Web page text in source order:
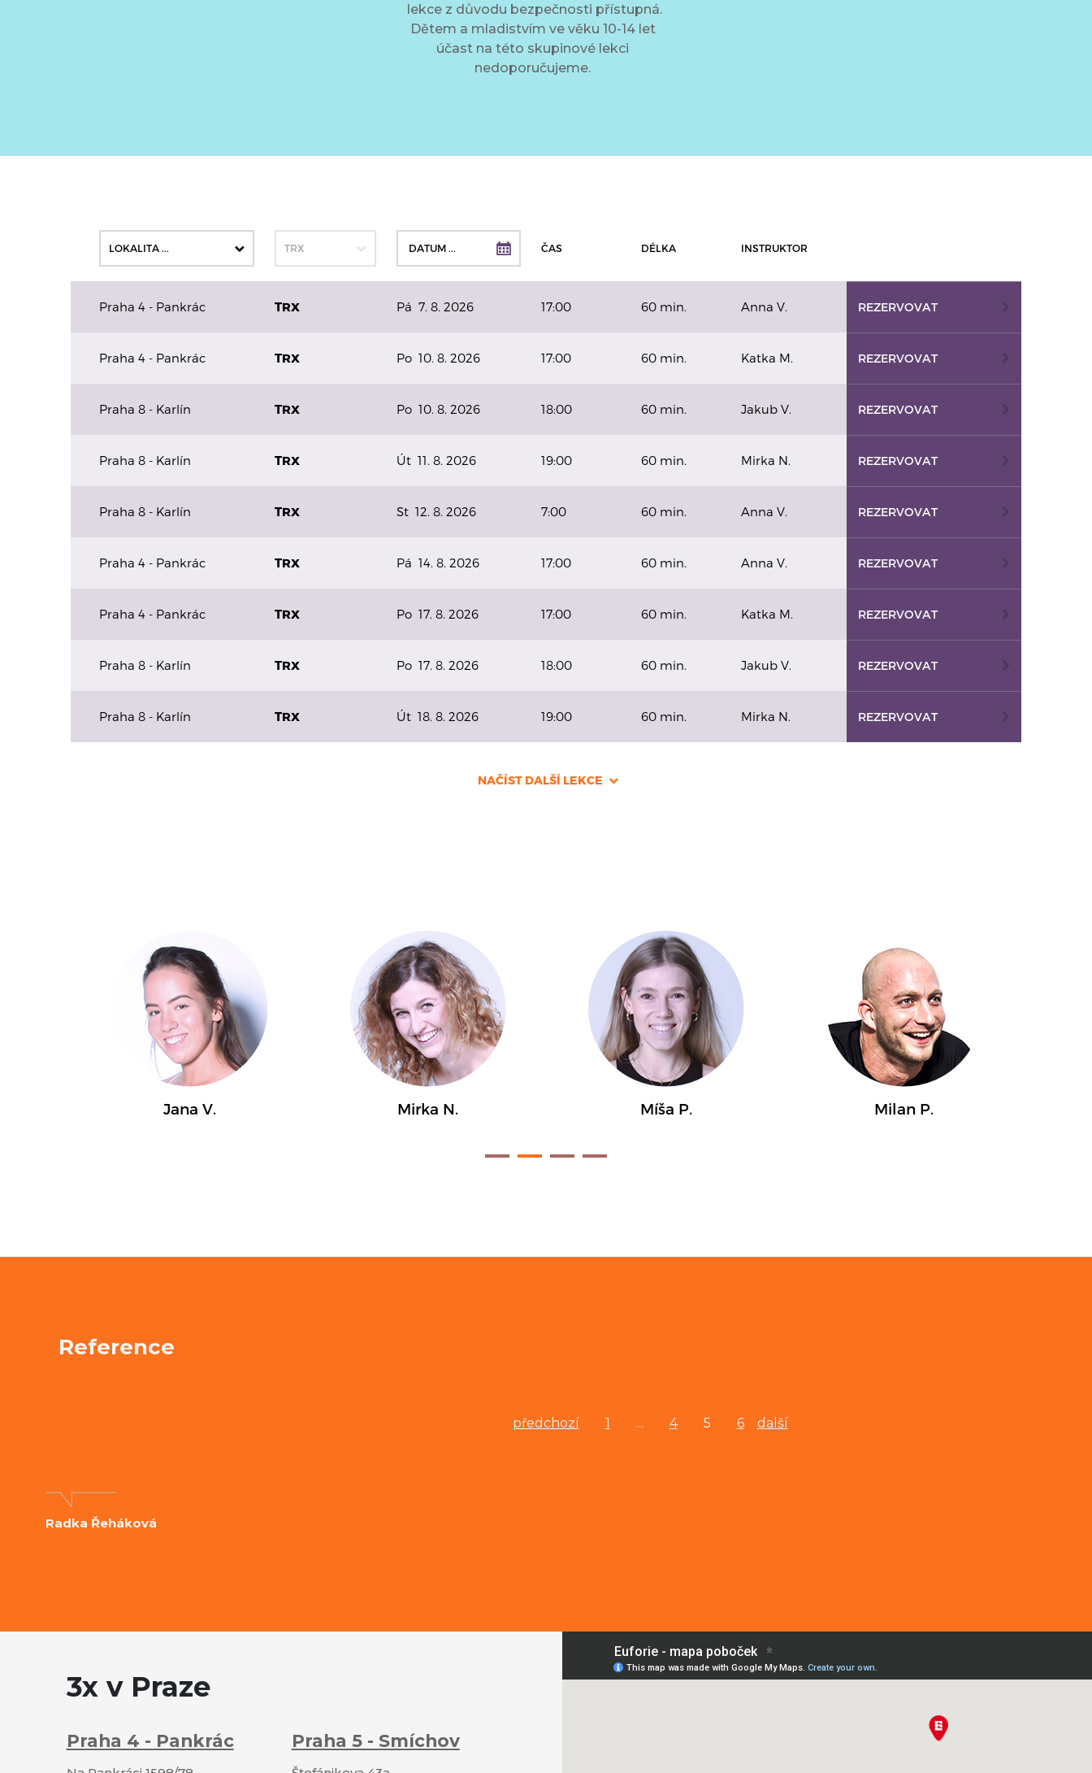
lekce z důvodu bezpečnosti přístupná.
Dětem a mladistvím ve věku 10-14 let
účast na této skupinové lekci
nedoporučujeme.
Reference
předchozí 1 ... 4 5 6 další
Radka Řeháková
3x v Praze
Praha 4 - Pankrác Praha 5 - Smíchov